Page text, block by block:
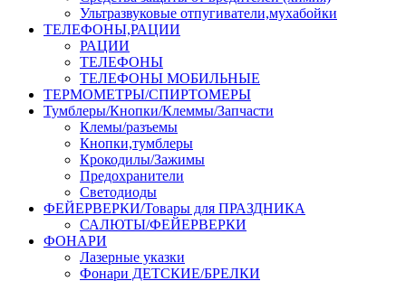
Ультразвуковые отпугиватели,мухабойки
ТЕЛЕФОНЫ,РАЦИИ
РАЦИИ
ТЕЛЕФОНЫ
ТЕЛЕФОНЫ МОБИЛЬНЫЕ
ТЕРМОМЕТРЫ/СПИРТОМЕРЫ
Тумблеры/Кнопки/Клеммы/Запчасти
Клемы/разъемы
Кнопки,тумблеры
Крокодилы/Зажимы
Предохранители
Светодиоды
ФЕЙЕРВЕРКИ/Товары для ПРАЗДНИКА
САЛЮТЫ/ФЕЙЕРВЕРКИ
ФОНАРИ
Лазерные указки
Фонари ДЕТСКИЕ/БРЕЛКИ